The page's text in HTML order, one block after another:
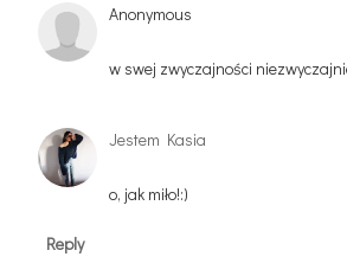
Anonymous
w swej zwyczajności
Jestem Kasia
o, jak miło!:)
Reply